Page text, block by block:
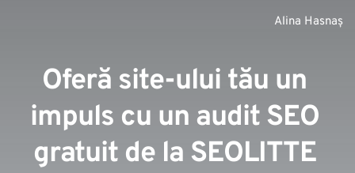
Alina Hasnaș
Oferă site-ului tău un
impuls cu un audit SEO
gratuit de la SEOLITTE